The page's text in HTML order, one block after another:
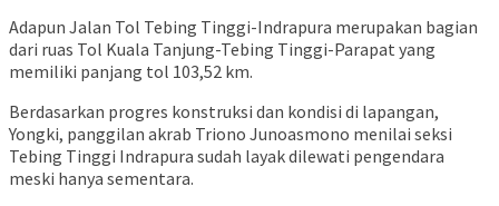
Adapun Jalan Tol Tebing Tinggi-Indrapura merupakan bagian
dari ruas Tol Kuala Tanjung-Tebing Tinggi-Parapat yang
memiliki panjang tol 103,52 km.
Berdasarkan progres konstruksi dan kondisi di lapangan,
Yongki, panggilan akrab Triono Junoasmono menilai seksi
Tebing Tinggi Indrapura sudah layak dilewati pengendara
meski hanya sementara.